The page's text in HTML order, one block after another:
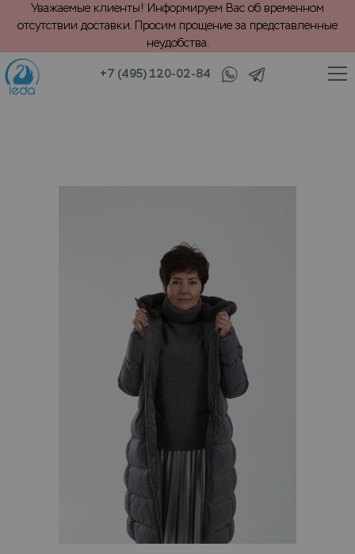
Уважаемые клиенты! Информируем Вас об временном
отсутствии доставки. Просим прощение за представленные
неудобства.
+7 (495) 120-02-84
шубы